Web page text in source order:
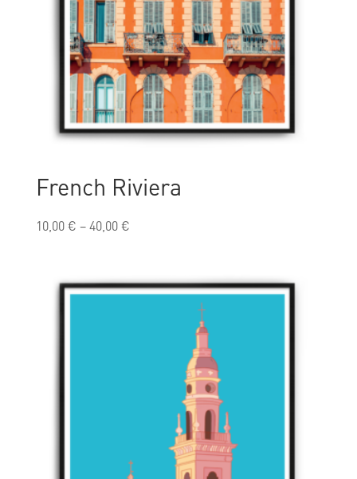
French Riviera
10,00€ –40,00€